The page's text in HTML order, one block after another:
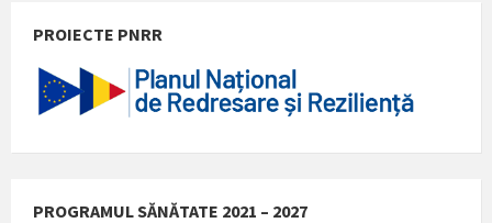
PROIECTE PNRR
PROGRAMUL SĂNĂTATE 2021 – 2027